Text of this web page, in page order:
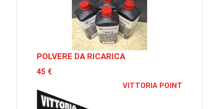
POLVERE DA RICARICA
45 €
VITTORIA POINT